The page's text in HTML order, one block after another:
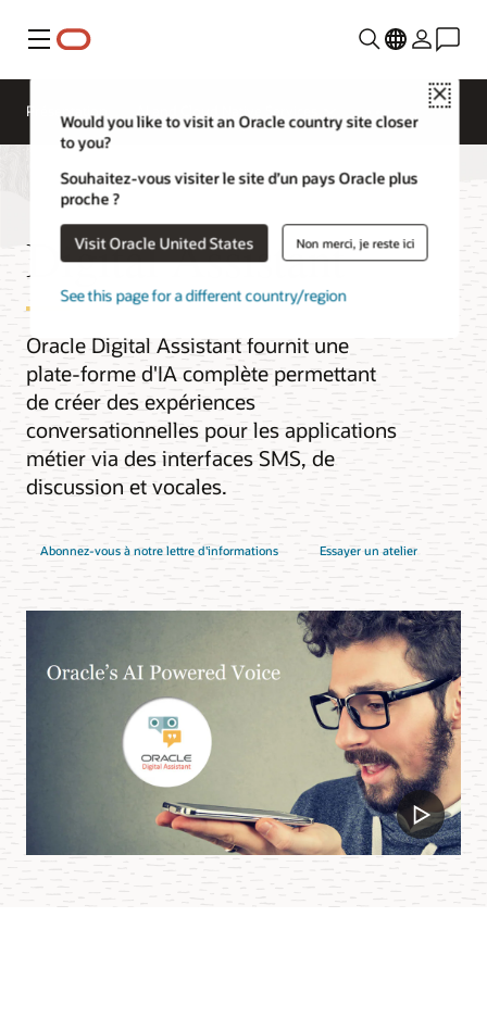
Menu
Close
Would you like to visit an Oracle country site closer
to you?
Souhaitez-vous visiter le site d’un pays Oracle plus
proche ?
Visit Oracle United States Non merci, je reste ici
See this page for a different country/region
Présentation
Digital Assistant
Oracle Digital Assistant fournit une
plate-forme d'IA complète permettant
de créer des expériences
conversationnelles pour les applications
métier via des interfaces SMS, de
discussion et vocales.
Abonnez-vous à notre lettre d'informations Essayer un atelier